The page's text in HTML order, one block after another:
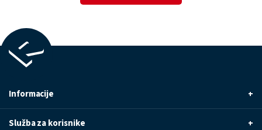
Informacije +
Služba za korisnike +